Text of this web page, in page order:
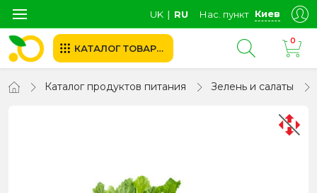
UK ∣ RU Нас. пункт Киев
КАТАЛОГ ТОВАРОВ
0
Каталог продуктов питания Зелень и салаты